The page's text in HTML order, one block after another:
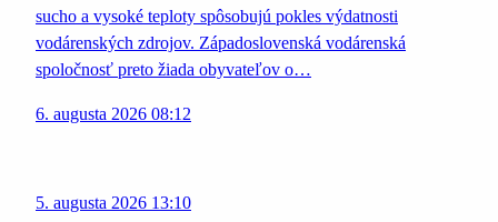
sucho a vysoké teploty spôsobujú pokles výdatnosti
vodárenských zdrojov. Západoslovenská vodárenská
spoločnosť preto žiada obyvateľov o…
6. augusta 2026 08:12
5. augusta 2026 13:10